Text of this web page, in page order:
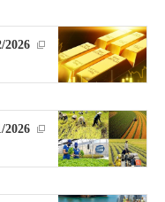
2026
2026